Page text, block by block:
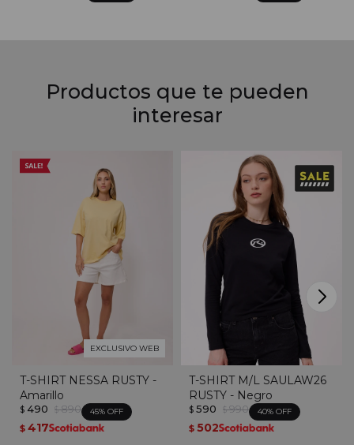
Productos que te pueden
interesar
EXCLUSIVO WEB
T-SHIRT NESSA RUSTY -
Amarillo
$ 490 $ 890 45
$ 417
T-SHIRT M/L SAULAW26
RUSTY - Negro
$ 590 $ 990 40
$ 502